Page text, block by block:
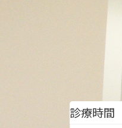
診療時間